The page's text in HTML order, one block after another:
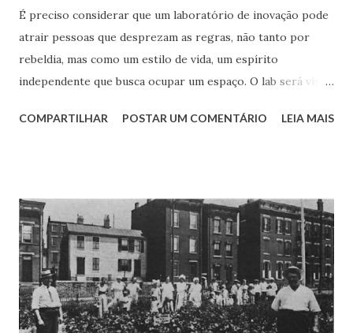
É preciso considerar que um laboratório de inovação pode
atrair pessoas que desprezam as regras, não tanto por
rebeldia, mas como um estilo de vida, um espírito
independente que busca ocupar um espaço. O lab será visto
das corporações. Em parte isso é justificado pela aura de
claramente, a palavra disruptura que carrega um certo
rompimento com padrões. Isso cria alguns problemas
iniciais para a organização que começa o funcionamento do
laboratório, tais como: se outras organizações participarão
do laboratório, alguns ajustes serão necessários; a
segurança física/predial pode ser fragilizada com a
COMPARTILHAR POSTAR UM COMENTÁRIO LEIA MAIS